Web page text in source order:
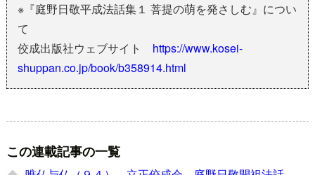
※『庭野日敬平成法話集１ 菩提の萌を発さしむ』につい
て
佼成出版社ウェブサイト https://www.kosei-
shuppan.co.jp/book/b358914.html
この連載記事の一覧